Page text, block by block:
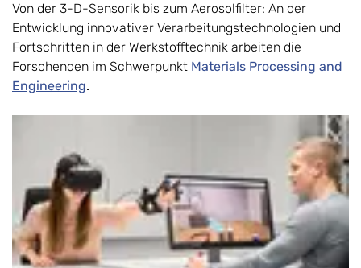
Von der 3-D-Sensorik bis zum Aerosolfilter: An der
Entwicklung innovativer Verarbeitungstechnologien und
Fortschritten in der Werkstofftechnik arbeiten die
Forschenden im Schwerpunkt Materials Processing and
Engineering.